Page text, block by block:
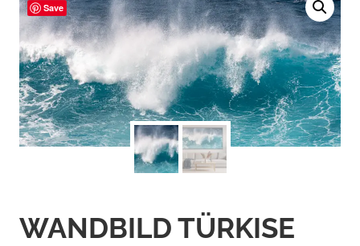
Save
WANDBILD TÜRKISE